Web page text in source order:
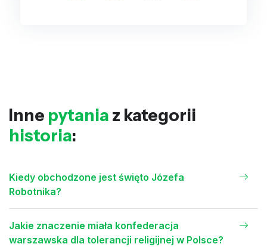
Inne pytania z kategorii
historia:
Kiedy obchodzone jest święto Józefa
Robotnika?
Jakie znaczenie miała konfederacja
warszawska dla tolerancji religijnej w Polsce?